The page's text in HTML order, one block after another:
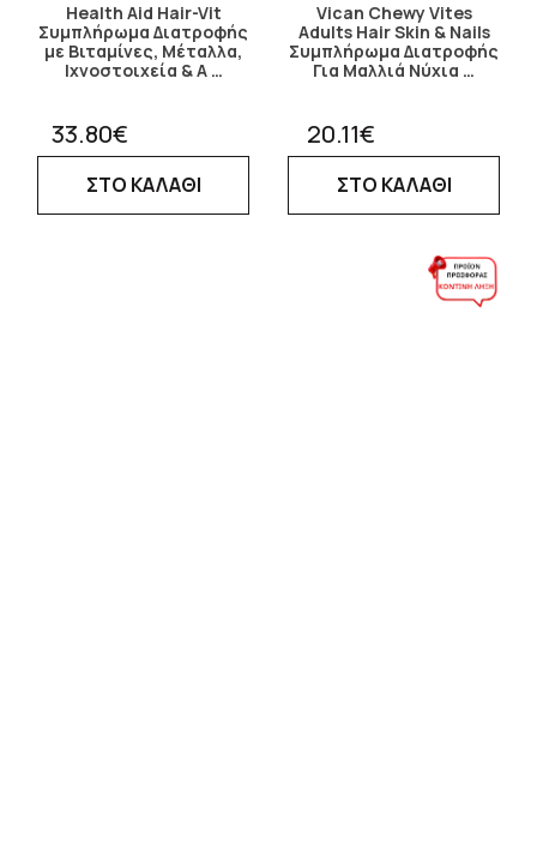
Health Aid Hair-Vit
Συμπλήρωμα Διατροφής
με Βιταμίνες, Μέταλλα,
Ιχνοστοιχεία & Α …
33.80€
ΣΤΟ ΚΑΛΑΘΙ
Vican Chewy Vites
Adults Hair Skin & Nails
Συμπλήρωμα Διατροφής
Για Μαλλιά Νύχια …
20.11€
ΣΤΟ ΚΑΛΑΘΙ